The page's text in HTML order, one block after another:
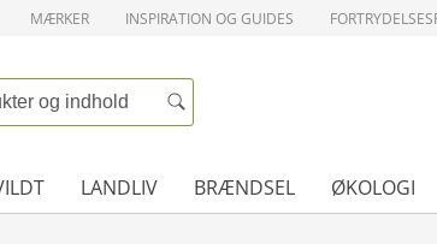
MÆRKER INSPIRATION OG GUIDES
LANDLIV BRÆNDSEL ØKOLOGI